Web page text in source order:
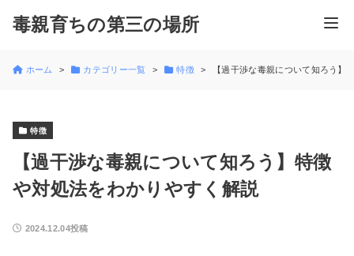
毒親育ちの第三の場所
ホーム カテゴリー一覧 特徴 【過干渉な毒親について知ろう】
特徴
【過干渉な毒親について知ろう】特徴
や対処法をわかりやすく解説
2024.12.04投稿